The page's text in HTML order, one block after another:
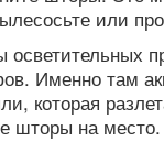
или
Именно там
которая
шторы на место.